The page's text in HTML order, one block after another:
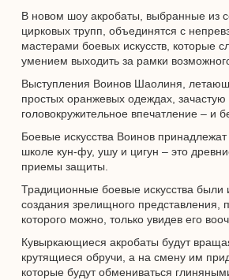
В новом шоу акробаты, выбранные из
цирковых трупп, объединятся с
мастерами боевых искусств, которые
умением выходить за рамки
Выступления Воинов Шаолиня,
простых оранжевых одеждах, зачастую
головокружительное впечатление – и
Боевые искусства Воинов
школе кун-фу, ушу и цигун – это
приемы защиты.
Традиционные боевые искусства были
создания зрелищного представления,
которого можно, только увидев его
Кувыркающиеся акробаты будут
крутящиеся обручи, а на смену им
которые будут обмениваться